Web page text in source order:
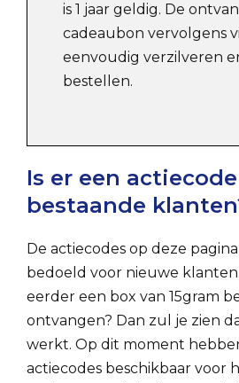
is 1 jaar geldig. De
cadeaubon vervolgens
eenvoudig verzilveren
bestellen.
Is er een
bestaande
De actiecodes op deze
bedoeld voor nieuwe
eerder een box van 15gram
ontvangen? Dan zul je zien
werkt. Op dit moment
actiecodes beschikbaar voor